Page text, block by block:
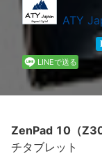
ATY
LINEで送る
ZenPad 10（
チタブレット